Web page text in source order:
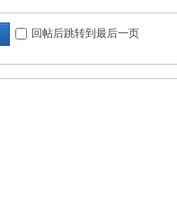
回帖后跳转到最后一页